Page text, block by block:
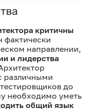
критичны
фактически
направлении,
и лидерства
различными
до
необходимо уметь
общий язык